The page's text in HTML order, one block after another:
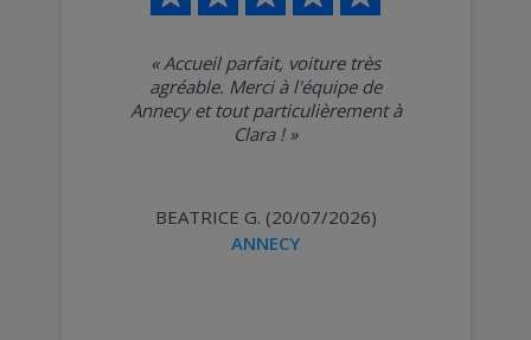
« Accueil parfait, voiture très
agréable. Merci à l'équipe de
Annecy et tout particulièrement à
Clara !»
BEATRICE G. (20/07/2026)
ANNECY